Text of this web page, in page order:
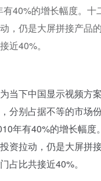
40%的增长幅度。
，仍是大屏拼接产品
近40%。
下中国显示视频方
分别占据不等的市场
年有40%的增长幅
资拉动，仍是大屏拼
占比共接近40%。